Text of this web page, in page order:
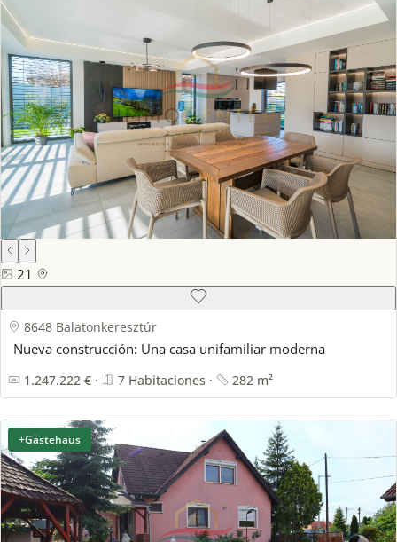
21
8648 Balatonkeresztúr
Nueva construcción: Una casa unifamiliar moderna
1.247.222 € · 7 Habitaciones · 282 m²
+Gästehaus